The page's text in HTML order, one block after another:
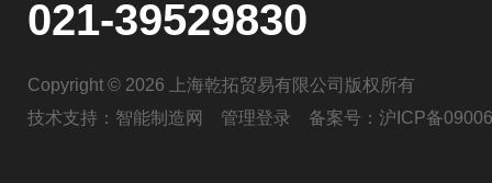
021-39529830
Copyright © 2026 上海乾拓贸易有限公司版权所有
技术支持： 智能制造网 管理登录 备案号： 沪ICP备